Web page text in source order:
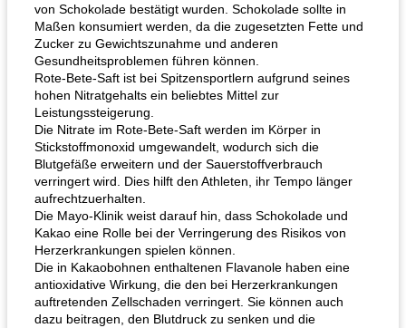
von Schokolade bestätigt wurden. Schokolade sollte in
Maßen konsumiert werden, da die zugesetzten Fette und
Zucker zu Gewichtszunahme und anderen
Gesundheitsproblemen führen können.
Rote-Bete-Saft ist bei Spitzensportlern aufgrund seines
hohen Nitratgehalts ein beliebtes Mittel zur
Leistungssteigerung.
Die Nitrate im Rote-Bete-Saft werden im Körper in
Stickstoffmonoxid umgewandelt, wodurch sich die
Blutgefäße erweitern und der Sauerstoffverbrauch
verringert wird. Dies hilft den Athleten, ihr Tempo länger
aufrechtzuerhalten.
Die Mayo-Klinik weist darauf hin, dass Schokolade und
Kakao eine Rolle bei der Verringerung des Risikos von
Herzerkrankungen spielen können.
Die in Kakaobohnen enthaltenen Flavanole haben eine
antioxidative Wirkung, die den bei Herzerkrankungen
auftretenden Zellschaden verringert. Sie können auch
dazu beitragen, den Blutdruck zu senken und die